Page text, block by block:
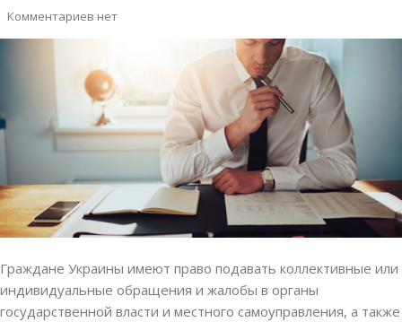
Комментариев нет
Граждане Украины имеют право подавать коллективные или
индивидуальные обращения и жалобы в органы
государственной власти и местного самоуправления, а также